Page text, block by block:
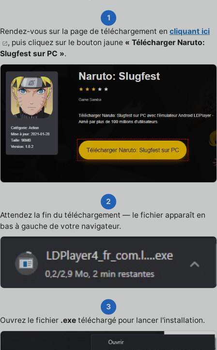
1
Rendez-vous sur la page de téléchargement en cliquant ici
, puis cliquez sur le bouton jaune « Télécharger Naruto:
Slugfest sur PC ».
2
Attendez la fin du téléchargement — le fichier apparaît en
bas à gauche de votre navigateur.
3
Ouvrez le fichier .exe téléchargé pour lancer l'installation.